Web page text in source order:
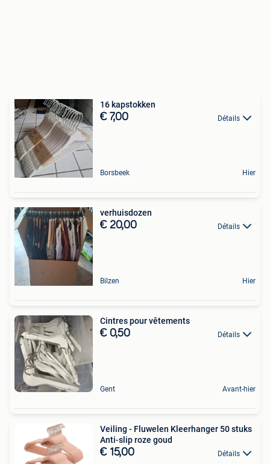
16 kapstokken
€ 7,00 Détails
Borsbeek Hier
verhuisdozen
€ 20,00 Détails
Bilzen Hier
Cintres pour vêtements
€ 0,50 Détails
Gent Avant-hier
Veiling - Fluwelen Kleerhanger 50 stuks
Anti-slip roze goud
€ 15,00 Détails